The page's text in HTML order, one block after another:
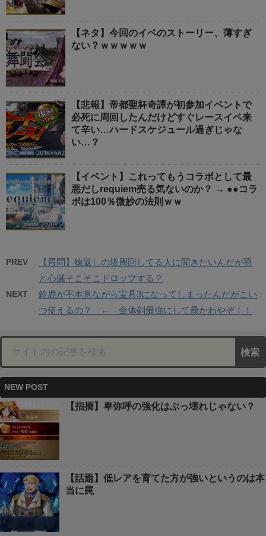
【ネタ】今回のイベのストーリー、薄すぎ
ない？ｗｗｗｗｗ
【悲報】帝都聖杯奇譚が初参加イベントで
必死に周回したんだけどすぐレースイベ来
て辛い…ハードスケジュール過ぎじゃな
い…？
【イベント】これってもうコラボとして最
悪だしrequiem売る気ないのか？ → ●●コラ
ボは100％微妙の法則ｗｗ
PREV
【質問】猿返しの塔周回してる人に聞きたいんだが羽
と心臓そこそこドロップする？
NEXT
鈴鹿が不本意ながら宝具3になってしまったんだがこい
つ使えるの？ ← 全体剣最強にして最かわやぞ！！
NEW POST
【指摘】卑弥呼の強化はぶっ壊れじゃない？
【話題】低レアを育てた方が強いというのは本
当に罠